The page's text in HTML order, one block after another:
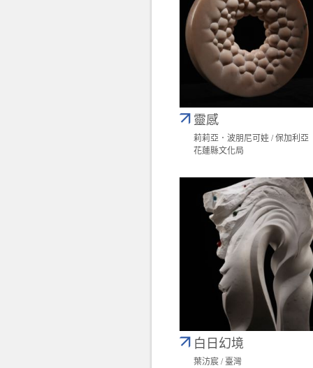
靈感
莉莉亞．波朋尼可娃 / 保加利亞
花蓮縣文化局
白日幻境
葉汸宸 / 臺灣